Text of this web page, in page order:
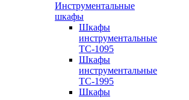
Инструментальные
шкафы
Шкафы
инструментальные
TC-1095
Шкафы
инструментальные
TC-1995
Шкафы